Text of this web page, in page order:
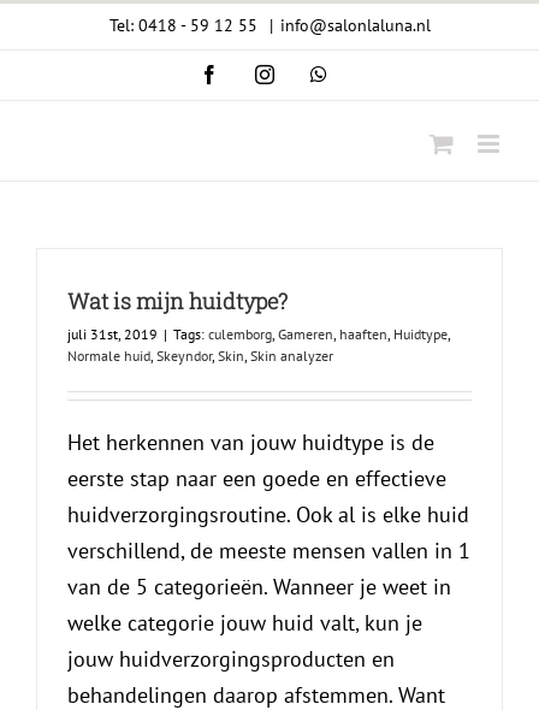
Tel: 0418 - 59 12 55 | info@salonlaluna.nl
FacebookInstagramWhatsApp
Wat is mijn huidtype?
juli 31st, 2019 | Tags: culemborg Gameren haaften Huidtype
Normale huid Skeyndor, Skin Skin analyzer
Het herkennen van jouw huidtype is de
eerste stap naar een goede en effectieve
huidverzorgingsroutine. Ook al is elke huid
verschillend, de meeste mensen vallen in 1
van de 5 categorieën. Wanneer je weet in
welke categorie jouw huid valt, kun je
jouw huidverzorgingsproducten en
behandelingen daarop afstemmen. Want